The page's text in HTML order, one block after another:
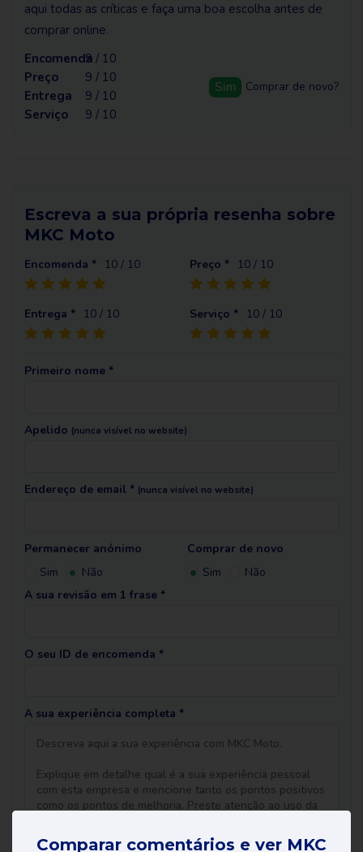
aqui todas as críticas e faça uma boa escolha antes de
comprar online.
Encomenda9 / 10
Preço
9 / 10
Entrega
9 / 10
Serviço
9 / 10
Sim Comprar de novo?
Escreva a sua própria resenha sobre
MKC Moto
Encomenda * 10 / 10 Preço * 10 / 10
Entrega * 10 / 10 Serviço * 10 / 10
Primeiro nome *
Apelido (nunca visível no website)
Endereço de email * (nunca visível no website)
Permanecer anónimo
Sim
Não
Comprar de novo
Sim
Não
A sua revisão em 1 frase *
O seu ID de encomenda *
A sua experiência completa *
Comparar comentários e ver MKC